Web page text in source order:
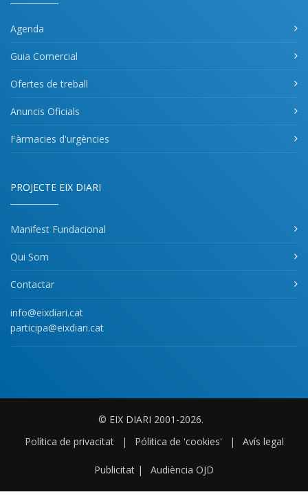
Agenda
Guia Comercial
Ofertes de treball
Anuncis Oficials
Fàrmacies d'urgències
PROJECTE EIX DIARI
Manifest Fundacional
Qui Som
Contactar
info@eixdiari.cat
participa@eixdiari.cat
© EIX DIARI 2001-2026.
Política de privacitat
| Pólitica de 'cookies' | Avís legal
Publicitat | Audiència OJD